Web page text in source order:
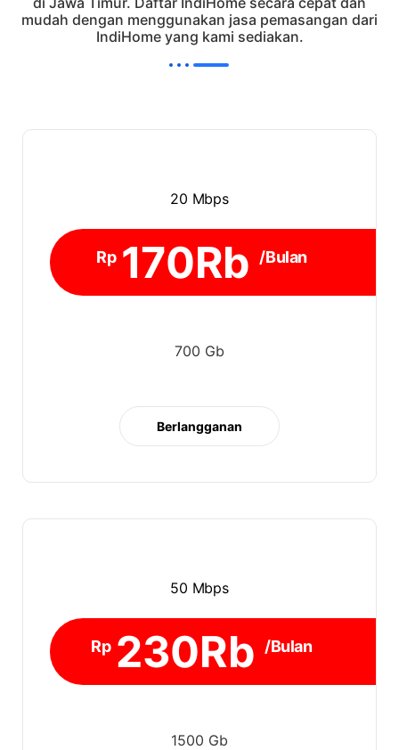
mudah dengan menggunakan jasa pemasangan dari
IndiHome yang kami sediakan.
20 Mbps
Rp 170Rb /Bulan
700 Gb
Berlangganan
50 Mbps
Rp 230Rb /Bulan
1500 Gb